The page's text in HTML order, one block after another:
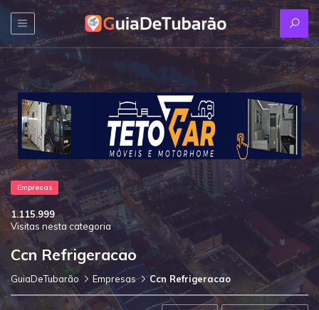
Empresas
1.115.999
Visitas nesta categoria
Ccn Refrigeracao
GuiaDeTubarão Empresas Ccn Refrigeracao